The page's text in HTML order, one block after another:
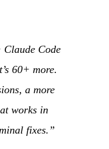
Claude Code
60+ more.
a more
works in
fixes.”